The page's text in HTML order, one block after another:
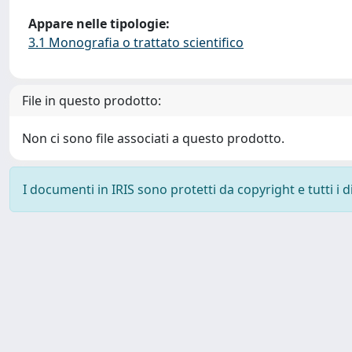
Appare nelle tipologie:
3.1 Monografia o trattato scientifico
File in questo prodotto:
Non ci sono file associati a questo prodotto.
I documenti in IRIS sono protetti da copyright e tutti i